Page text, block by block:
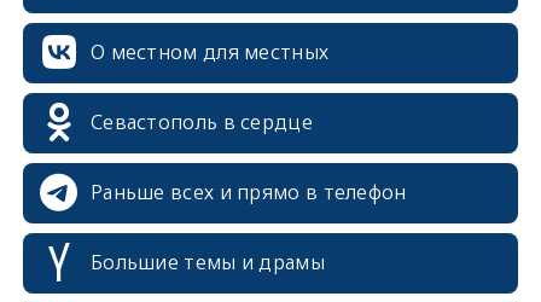
О местном для местных
Севастополь в сердце
Раньше всех и прямо в телефон
Большие темы и драмы